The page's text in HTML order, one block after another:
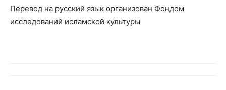
Перевод на русский язык организован Фондом
исследований исламской культуры